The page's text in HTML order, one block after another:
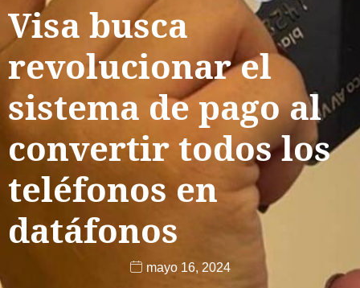
Visa busca
revolucionar el
sistema de pago al
convertir todos los
teléfonos en
datáfonos
mayo 16, 2024